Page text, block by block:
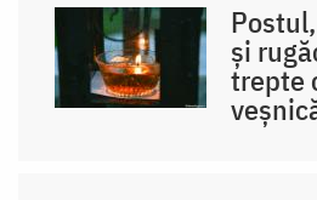
și
trepte